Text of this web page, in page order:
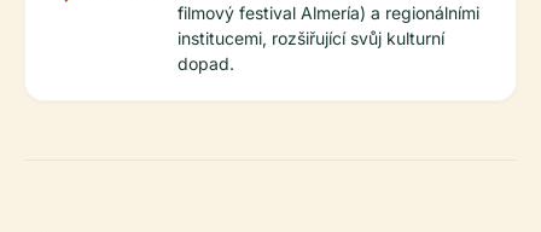
filmový festival Almería) a regionálními
institucemi, rozšiřující svůj kulturní
dopad.